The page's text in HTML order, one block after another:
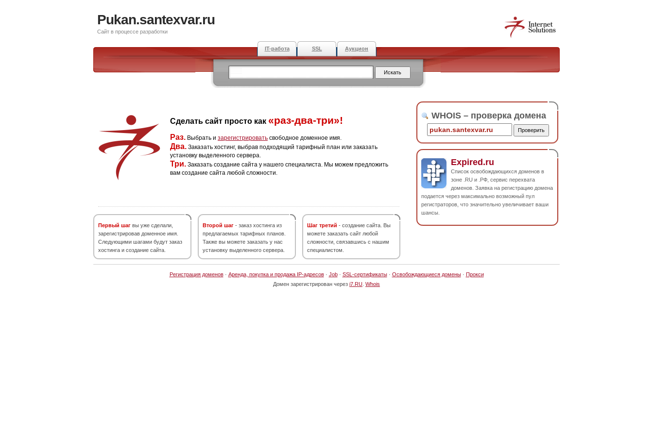
Pukan.santexvar.ru
Сайт в процессе разработки
IT-работа SSL Аукцион
Сделать сайт просто как «раз-два-три»!
Раз. Выбрать и зарегистрировать свободное доменное имя.
Два. Заказать хостинг, выбрав подходящий тарифный план или заказать
установку выделенного сервера.
Три. Заказать создание сайта у нашего специалиста. Мы можем предложить
вам создание сайта любой сложности.
Первый шаг вы уже сделали,
зарегистрировав доменное имя.
Следующими шагами будут заказ
хостинга и создание сайта.
Второй шаг - заказ хостинга из
предлагаемых тарифных планов.
Также вы можете заказать у нас
установку выделенного сервера.
Шаг третий - создание сайта. Вы
можете заказать сайт любой
сложности, связавшись с нашим
специалистом.
WHOIS – проверка домена
Expired.ru
Список освобождающихся доменов в
зоне .RU и .РФ, сервис перехвата
доменов. Заявка на регистрацию домена
подается через максимально возможный пул
регистраторов, что значительно увеличивает ваши
шансы.
Регистрация доменов· Аренда, покупка и продажа IP-адресов· Job· SSL-сертификаты· Освобождающиеся домены· Прокси
Домен зарегистрирован через i7.RU Whois